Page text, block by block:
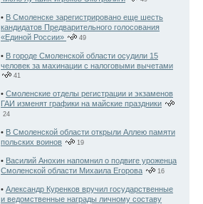
• В Смоленске зарегистрировано еще шесть
кандидатов Предварительного голосования
«Единой России»
49
• В городе Смоленской области осудили 15
человек за махинации с налоговыми вычетами
41
• Смоленские отделы регистрации и экзаменов
ГАИ изменят графики на майские праздники
24
• В Смоленской области открыли Аллею памяти
польских воинов
19
• Василий Анохин напомнил о подвиге уроженца
Смоленской области Михаила Егорова
16
• Александр Куренков вручил государственные
и ведомственные награды личному составу